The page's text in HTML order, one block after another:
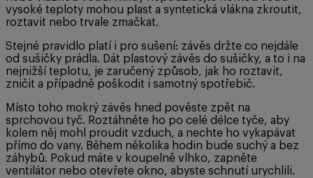
vysoké teploty mohou plast a syntetická vlákna zkroutit,
roztavit nebo trvale zmačkat.
Stejné pravidlo platí i pro sušení: závěs držte co nejdále
od sušičky prádla. Dát plastový závěs do sušičky, a to i na
nejnižší teplotu, je zaručený způsob, jak ho roztavit,
zničit a případně poškodit i samotný spotřebič.
Místo toho mokrý závěs hned pověste zpět na
sprchovou tyč. Roztáhněte ho po celé délce tyče, aby
kolem něj mohl proudit vzduch, a nechte ho vykapávat
přímo do vany. Během několika hodin bude suchý a bez
záhybů. Pokud máte v koupelně vlhko, zapněte
ventilátor nebo otevřete okno, abyste schnutí urychlili.